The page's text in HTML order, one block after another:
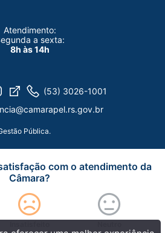
Atendimento:
a sexta:
8h às 14h
(53) 3026-1001
Pública.
com o atendimento da
Câmara?